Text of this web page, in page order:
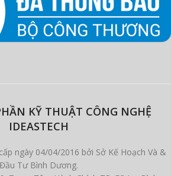
KỸ THUẬT CÔNG NGHỆ
IDEASTECH
ngày 04/04/2016 bởi Sở Kế Hoạch Và &
Đầu Tư Bình Dương.